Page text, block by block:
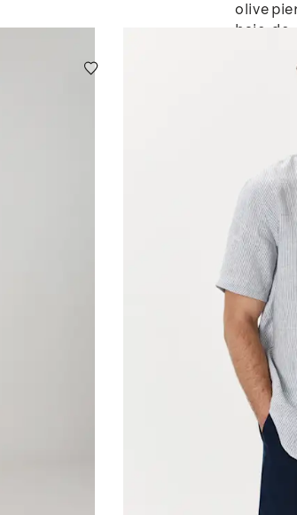
olive
baie
de